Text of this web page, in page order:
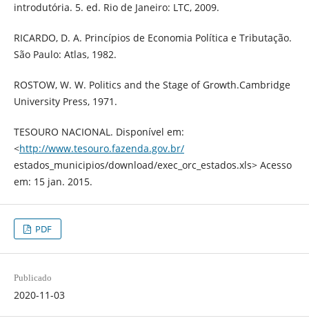
introdutória. 5. ed. Rio de Janeiro: LTC, 2009.
RICARDO, D. A. Princípios de Economia Política e Tributação.
São Paulo: Atlas, 1982.
ROSTOW, W. W. Politics and the Stage of Growth.Cambridge
University Press, 1971.
TESOURO NACIONAL. Disponível em:
<http://www.tesouro.fazenda.gov.br/
estados_municipios/download/exec_orc_estados.xls> Acesso
em: 15 jan. 2015.
PDF
Publicado
2020-11-03